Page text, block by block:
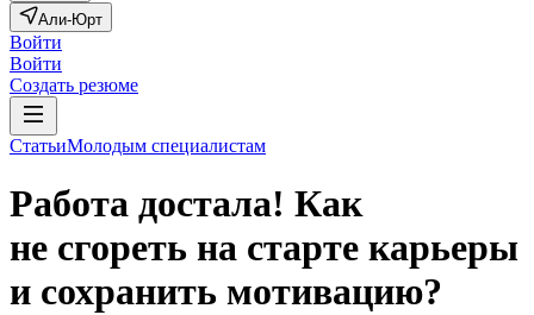
Али-Юрт
Войти
Войти
Создать резюме
СтатьиМолодым специалистам
Работа достала! Как
не сгореть на старте карьеры
и сохранить мотивацию?